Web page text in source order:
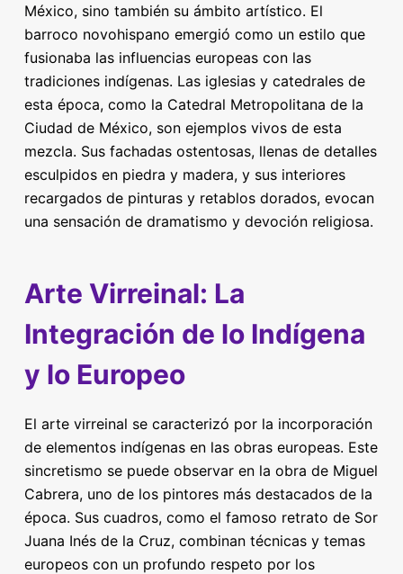
México, sino también su ámbito artístico. El
barroco novohispano emergió como un estilo que
fusionaba las influencias europeas con las
tradiciones indígenas. Las iglesias y catedrales de
esta época, como la Catedral Metropolitana de la
Ciudad de México, son ejemplos vivos de esta
mezcla. Sus fachadas ostentosas, llenas de detalles
esculpidos en piedra y madera, y sus interiores
recargados de pinturas y retablos dorados, evocan
una sensación de dramatismo y devoción religiosa.
Arte Virreinal: La
Integración de lo Indígena
y lo Europeo
El arte virreinal se caracterizó por la incorporación
de elementos indígenas en las obras europeas. Este
sincretismo se puede observar en la obra de Miguel
Cabrera, uno de los pintores más destacados de la
época. Sus cuadros, como el famoso retrato de Sor
Juana Inés de la Cruz, combinan técnicas y temas
europeos con un profundo respeto por los